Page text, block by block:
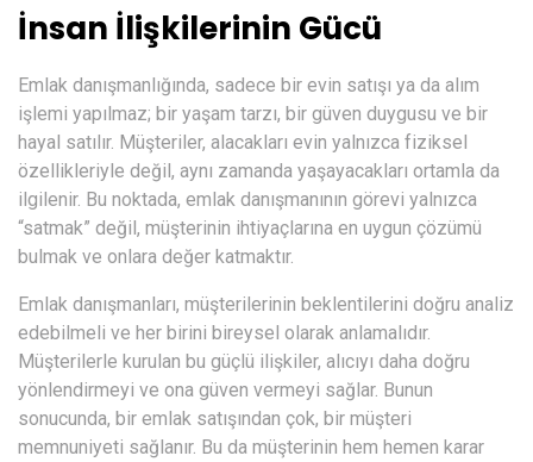
İnsan İlişkilerinin Gücü
Emlak danışmanlığında, sadece bir evin satışı ya da alım
işlemi yapılmaz; bir yaşam tarzı, bir güven duygusu ve bir
hayal satılır. Müşteriler, alacakları evin yalnızca fiziksel
özellikleriyle değil, aynı zamanda yaşayacakları ortamla da
ilgilenir. Bu noktada, emlak danışmanının görevi yalnızca
“satmak” değil, müşterinin ihtiyaçlarına en uygun çözümü
bulmak ve onlara değer katmaktır.
Emlak danışmanları, müşterilerinin beklentilerini doğru analiz
edebilmeli ve her birini bireysel olarak anlamalıdır.
Müşterilerle kurulan bu güçlü ilişkiler, alıcıyı daha doğru
yönlendirmeyi ve ona güven vermeyi sağlar. Bunun
sonucunda, bir emlak satışından çok, bir müşteri
memnuniyeti sağlanır. Bu da müşterinin hem hemen karar